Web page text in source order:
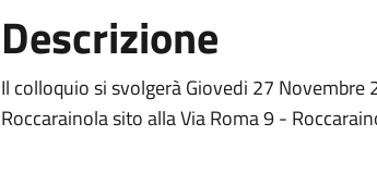
Descrizione
Il colloquio si svolgerà Giovedi 27 Novembre
Roccarainola sito alla Via Roma 9 -